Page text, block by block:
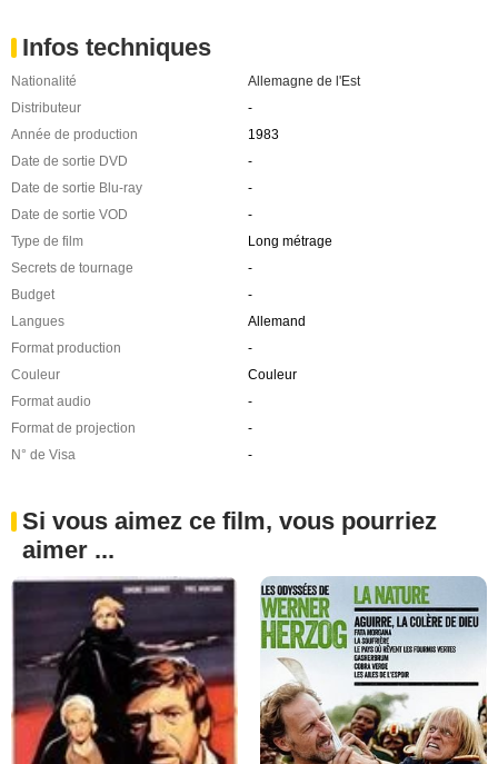
Infos techniques
Nationalité
Allemagne de l'Est
Distributeur
-
Année de production
1983
Date de sortie DVD
-
Date de sortie Blu-ray
-
Date de sortie VOD
-
Type de film
Long métrage
Secrets de tournage
-
Budget
-
Langues
Allemand
Format production
-
Couleur
Couleur
Format audio
-
Format de projection
-
N° de Visa
-
Si vous aimez ce film, vous pourriez
aimer ...